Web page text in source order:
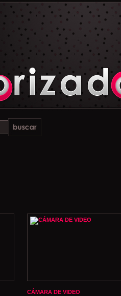
CÁMARA DE VIDEO